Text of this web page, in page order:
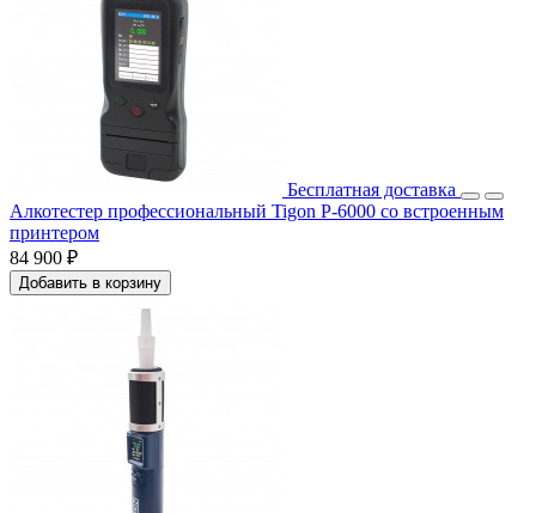
Бесплатная доставка
Алкотестер профессиональный Tigon P-6000 со встроенным
принтером
84 900 ₽
Добавить в корзину